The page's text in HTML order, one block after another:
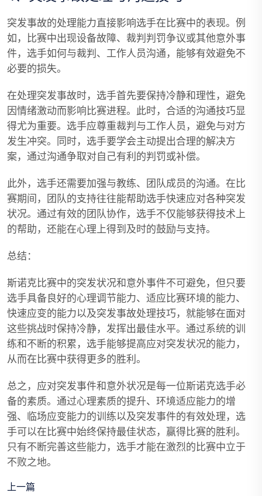
突发事故的处理能力直接影响选手在比赛中的表现。例
如，比赛中出现设备故障、裁判判罚争议或其他意外事
件，选手如何与裁判、工作人员沟通，能够有效避免不
必要的损失。
在处理突发事故时，选手首先要保持冷静和理性，避免
因情绪激动而影响比赛进程。此时，合适的沟通技巧显
得尤为重要。选手应尊重裁判与工作人员，避免与对方
发生冲突。同时，选手要学会主动提出合理的解决方
案，通过沟通争取对自己有利的判罚或补偿。
此外，选手还需要加强与教练、团队成员的沟通。在比
赛期间，团队的支持往往能帮助选手快速应对各种突发
状况。通过有效的团队协作，选手不仅能够获得技术上
的帮助，还能在心理上得到及时的鼓励与支持。
总结：
斯诺克比赛中的突发状况和意外事件不可避免，但只要
选手具备良好的心理调节能力、适应比赛环境的能力、
快速应变的能力以及突发事故处理技巧，就能够在面对
这些挑战时保持冷静，发挥出最佳水平。通过系统的训
练和不断的积累，选手能够提高应对突发状况的能力，
从而在比赛中获得更多的胜利。
总之，应对突发事件和意外状况是每一位斯诺克选手必
备的素质。通过心理素质的提升、环境适应能力的增
强、临场应变能力的训练以及突发事件的有效处理，选
手可以在比赛中始终保持最佳状态，赢得比赛的胜利。
只有不断完善这些能力，选手才能在激烈的比赛中立于
不败之地。
上一篇